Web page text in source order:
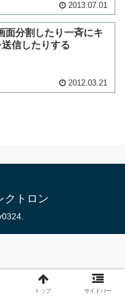
2013.07.01
面分割したり一斉にキ
信したりする
2012.03.21
クトロン
トップ サイドバー